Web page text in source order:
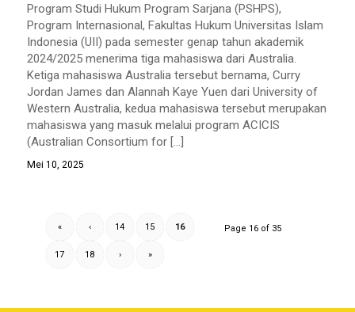
Program Studi Hukum Program Sarjana (PSHPS),
Program Internasional, Fakultas Hukum Universitas Islam
Indonesia (UII) pada semester genap tahun akademik
2024/2025 menerima tiga mahasiswa dari Australia.
Ketiga mahasiswa Australia tersebut bernama, Curry
Jordan James dan Alannah Kaye Yuen dari University of
Western Australia, kedua mahasiswa tersebut merupakan
mahasiswa yang masuk melalui program ACICIS
(Australian Consortium for […]
Mei 10, 2025
Page 16 of 35
« ‹ 14 15 16
17 18 › »